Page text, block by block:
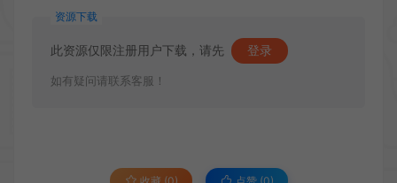
资源下载
此资源仅限注册用户下载，请先 登录
如有疑问请联系客服！